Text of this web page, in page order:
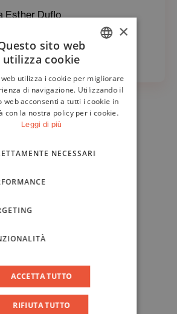
Esther Duflo
Salis
ENGLISH
×
sito web
utilizza cookie
utilizza i cookie per migliorare
di navigazione. Utilizzando il
web acconsenti a tutti i cookie in
con la nostra policy per i cookie.
Leggi di più
NECESSARI
ACCETTA TUTTO
RIFIUTA TUTTO